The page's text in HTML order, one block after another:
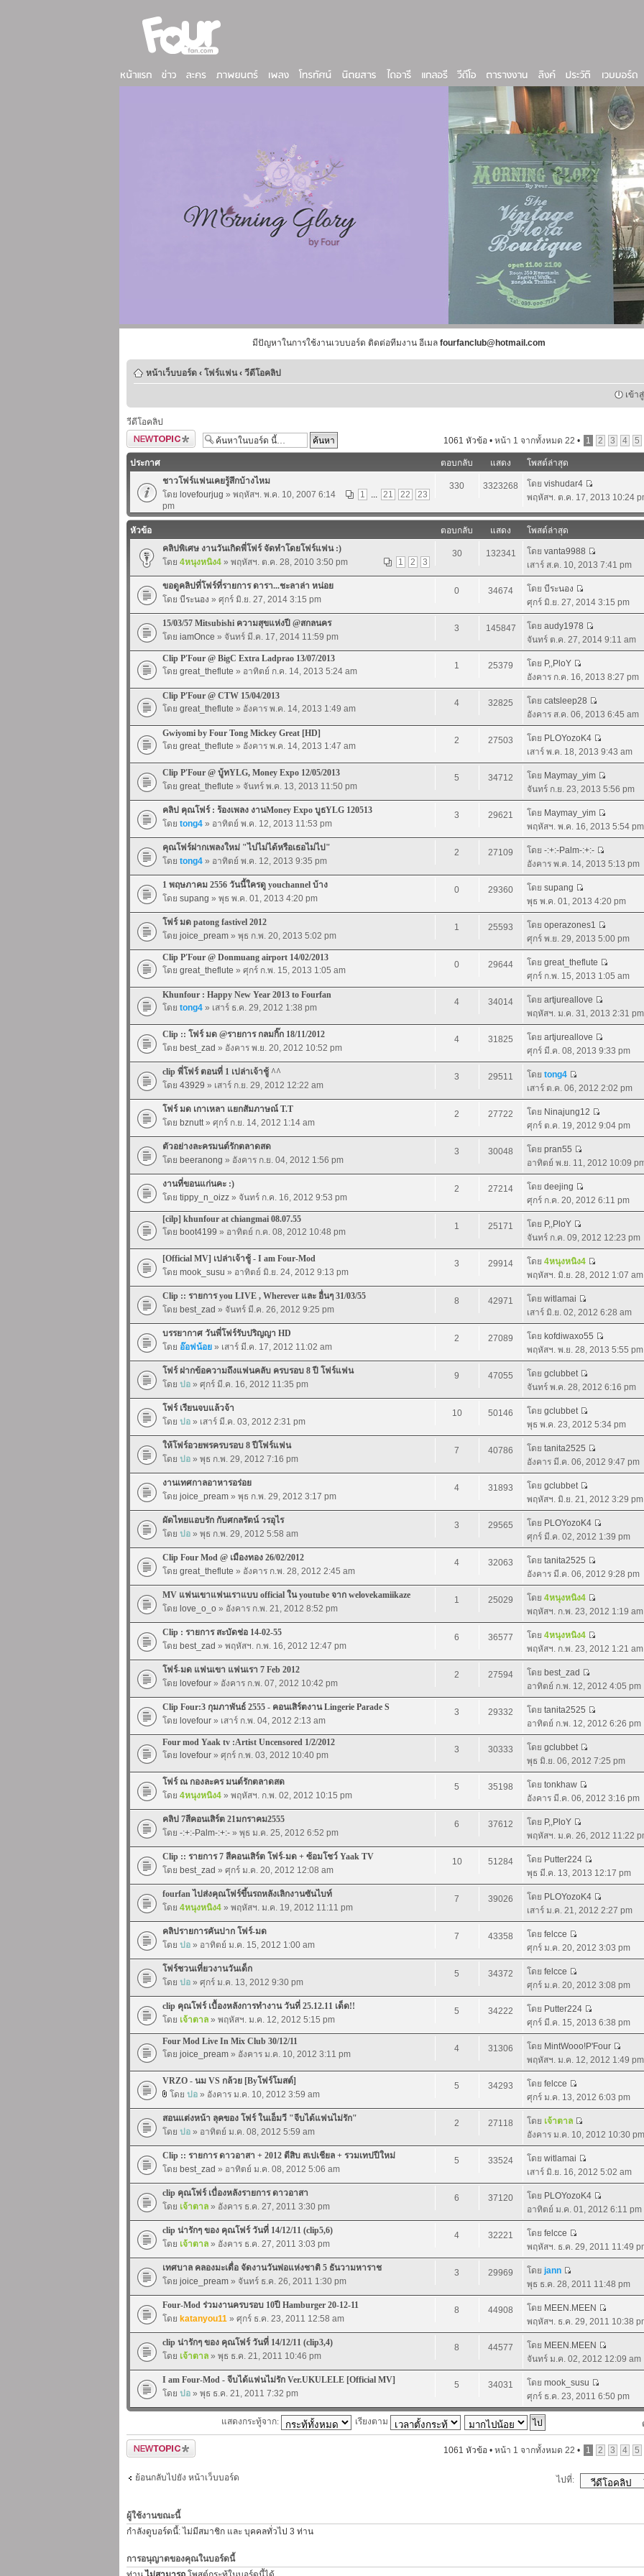
มีปัญหาในการใช้งานเวบบอร์ด ติดต่อทีมงาน อีเมล fourfanclub@hotmail.com
หน้าเว็บบอร์ด ‹ โฟร์แฟน ‹ วีดีโอคลิป
เข้า
วีดีโอคลิป
ตั้งกระทู้ใหม่
1061 หัวข้อ • หน้า 1 จากทั้งหมด 22 • 1 2 3 4 5
ประกาศ ตอบกลับ แสดง
โพสต์ล่าสุด
ชาวโฟร์แฟนเคยรู้สึกบ้างไหม
1
... 21 22 23
โดย lovefourjug » พฤหัสฯ. พ.ค. 10, 2007 6:14
pm
330 3323268 โดย vishudar4
พฤหัสฯ. ต.ค. 17, 2013 10:24
หัวข้อ ตอบกลับ แสดง
โพสต์ล่าสุด
คลิปพิเศษ งานวันเกิดพี่โฟร์ จัดทำโดยโฟร์แฟน :)
1
2 3
โดย 4หนุงหนิง4 » พฤหัสฯ. ต.ค. 28, 2010 3:50 pm
30 132341 โดย vanta9988
เสาร์ ส.ค. 10, 2013 7:41 pm
ขอดูคลิปที่โฟร์ที่รายการ ดารา...ชะลาล่า หน่อย
โดย บีระนอง » ศุกร์ มิ.ย. 27, 2014 3:15 pm
0 34674 โดย บีระนอง
ศุกร์ มิ.ย. 27, 2014 3:15 pm
15/03/57 Mitsubishi ความสุขแห่งปี @สกลนคร
โดย iamOnce » จันทร์ มี.ค. 17, 2014 11:59 pm
3 145847 โดย audy1978
จันทร์ ต.ค. 27, 2014 9:11 am
Clip P'Four @ BigC Extra Ladprao 13/07/2013
โดย great_theflute » อาทิตย์ ก.ค. 14, 2013 5:24 am
1 25379 โดย P,,PloY
อังคาร ก.ค. 16, 2013 8:27 pm
Clip P'Four @ CTW 15/04/2013
โดย great_theflute » อังคาร พ.ค. 14, 2013 1:49 am
4 32825 โดย catsleep28
อังคาร ส.ค. 06, 2013 6:45 am
Gwiyomi by Four Tong Mickey Great [HD]
โดย great_theflute » อังคาร พ.ค. 14, 2013 1:47 am
2 27503 โดย PLOYozoK4
เสาร์ พ.ค. 18, 2013 9:43 am
Clip P'Four @ บู้ทYLG, Money Expo 12/05/2013
โดย great_theflute » จันทร์ พ.ค. 13, 2013 11:50 pm
5 34712 โดย Maymay_yim
จันทร์ ก.ย. 23, 2013 5:56 pm
คลิป คุณโฟร์ : ร้องเพลง งานMoney Expo บูธYLG 120513
โดย tong4 » อาทิตย์ พ.ค. 12, 2013 11:53 pm
3 29621 โดย Maymay_yim
พฤหัสฯ. พ.ค. 16, 2013 5:54 pm
คุณโฟร์ฝากเพลงใหม่ "ไปไม่ได้หรือเธอไม่ไป"
โดย tong4 » อาทิตย์ พ.ค. 12, 2013 9:35 pm
2 27109 โดย -:+:-Palm-:+:-
อังคาร พ.ค. 14, 2013 5:13 pm
1 พฤษภาคม 2556 วันนี้ใครดู youchannel บ้าง
โดย supang » พุธ พ.ค. 01, 2013 4:20 pm
0 29360 โดย supang
พุธ พ.ค. 01, 2013 4:20 pm
โฟร์ มด patong fastivel 2012
โดย joice_pream » พุธ ก.พ. 20, 2013 5:02 pm
1 25593 โดย operazones1
ศุกร์ พ.ย. 29, 2013 5:00 pm
Clip P'Four @ Donmuang airport 14/02/2013
โดย great_theflute » ศุกร์ ก.พ. 15, 2013 1:05 am
0 29644 โดย great_theflute
ศุกร์ ก.พ. 15, 2013 1:05 am
Khunfour : Happy New Year 2013 to Fourfan
โดย tong4 » เสาร์ ธ.ค. 29, 2012 1:38 pm
4 34014 โดย artjureallove
พฤหัสฯ. ม.ค. 31, 2013 2:31 pm
Clip :: โฟร์ มด @รายการ กลมกิ๊ก 18/11/2012
โดย best_zad » อังคาร พ.ย. 20, 2012 10:52 pm
4 31825 โดย artjureallove
ศุกร์ มี.ค. 08, 2013 9:33 pm
clip พี่โฟร์ ตอนที่ 1 เปล่าเจ้าชู้ ^^
โดย 43929 » เสาร์ ก.ย. 29, 2012 12:22 am
3 29511 โดย tong4
เสาร์ ต.ค. 06, 2012 2:02 pm
โฟร์ มด เกาเหลา แยกสัมภาษณ์ T.T
โดย bznutt» ศุกร์ ก.ย. 14, 2012 1:14 am
2 27722 โดย Ninajung12
ศุกร์ ต.ค. 19, 2012 9:04 pm
ตัวอย่างละครมนต์รักตลาดสด
โดย beeranong » อังคาร ก.ย. 04, 2012 1:56 pm
3 30048 โดย pran55
อาทิตย์ พ.ย. 11, 2012 10:09
งานที่ขอนแก่นคะ :)
โดย tippy_n_oizz » จันทร์ ก.ค. 16, 2012 9:53 pm
2 27214 โดย deejing
ศุกร์ ก.ค. 20, 2012 6:11 pm
[cilp] khunfour at chiangmai 08.07.55
โดย boot4199 » อาทิตย์ ก.ค. 08, 2012 10:48 pm
1 25171 โดย P,,PloY
จันทร์ ก.ค. 09, 2012 12:23 pm
[Official MV] เปล่าเจ้าชู้ - I am Four-Mod
โดย mook_susu » อาทิตย์ มิ.ย. 24, 2012 9:13 pm
3 29914 โดย 4หนุงหนิง4
พฤหัสฯ. มิ.ย. 28, 2012 1:07 am
Clip :: รายการ you LIVE , Wherever และ อื่นๆ 31/03/55
โดย best_zad » จันทร์ มี.ค. 26, 2012 9:25 pm
8 42971 โดย witlamai
เสาร์ มิ.ย. 02, 2012 6:28 am
บรรยากาศ วันพี่โฟร์รับปริญญา HD
โดย อ๊อฟน้อย » เสาร์ มี.ค. 17, 2012 11:02 am
2 27089 โดย kofdiwaxo55
พฤหัสฯ. พ.ย. 28, 2013 5:55 pm
โฟร์ ฝากข้อความถึงแฟนคลับ ครบรอบ 8 ปี โฟร์แฟน
โดย ปอ » ศุกร์ มี.ค. 16, 2012 11:35 pm
9 47055 โดย gclubbet
จันทร์ พ.ค. 28, 2012 6:16 pm
โฟร์ เรียนจบแล้วจ้า
โดย ปอ » เสาร์ มี.ค. 03, 2012 2:31 pm
10 50146 โดย gclubbet
พุธ พ.ค. 23, 2012 5:34 pm
ให้โฟร์อวยพรครบรอบ 8 ปีโฟร์แฟน
โดย ปอ » พุธ ก.พ. 29, 2012 7:16 pm
7 40786 โดย tanita2525
อังคาร มี.ค. 06, 2012 9:47 pm
งานเทศกาลอาหารอร่อย
โดย joice_pream » พุธ ก.พ. 29, 2012 3:17 pm
4 31893 โดย gclubbet
พฤหัสฯ. มิ.ย. 21, 2012 3:29 pm
ผัดไทยแอบรัก กับศกลรัตน์ วรอุไร
โดย ปอ » พุธ ก.พ. 29, 2012 5:58 am
3 29565 โดย PLOYozoK4
ศุกร์ มี.ค. 02, 2012 1:39 pm
Clip Four Mod @ เมืองทอง 26/02/2012
โดย great_theflute » อังคาร ก.พ. 28, 2012 2:45 am
4 32063 โดย tanita2525
อังคาร มี.ค. 06, 2012 9:28 pm
MV แฟนเขาแฟนเราแบบ official ใน youtube จาก welovekamiikaze
โดย love_o_o » อังคาร ก.พ. 21, 2012 8:52 pm
1 25029 โดย 4หนุงหนิง4
พฤหัสฯ. ก.พ. 23, 2012 1:19 am
Clip : รายการ สะบัดช่อ 14-02-55
โดย best_zad » พฤหัสฯ. ก.พ. 16, 2012 12:47 pm
6 36577 โดย 4หนุงหนิง4
พฤหัสฯ. ก.พ. 23, 2012 1:21 am
โฟร์-มด แฟนเขา แฟนเรา 7 Feb 2012
โดย lovefour » อังคาร ก.พ. 07, 2012 10:42 pm
2 27594 โดย best_zad
อาทิตย์ ก.พ. 12, 2012 4:05 pm
Clip Four:3 กุมภาพันธ์ 2555 - คอนเสิร์ตงาน Lingerie Parade S
โดย lovefour » เสาร์ ก.พ. 04, 2012 2:13 am
3 29332 โดย tanita2525
อาทิตย์ ก.พ. 12, 2012 6:26 pm
Four mod Yaak tv :Artist Uncensored 1/2/2012
โดย lovefour » ศุกร์ ก.พ. 03, 2012 10:40 pm
3 30333 โดย gclubbet
พุธ มิ.ย. 06, 2012 7:25 pm
โฟร์ ณ กองละคร มนต์รักตลาดสด
โดย 4หนุงหนิง4 » พฤหัสฯ. ก.พ. 02, 2012 10:15 pm
5 35198 โดย tonkhaw
อังคาร มี.ค. 06, 2012 3:16 pm
คลิป 7สีคอนเสิร์ต 21มกราคม2555
โดย -:+:-Palm-:+:- » พุธ ม.ค. 25, 2012 6:52 pm
6 37612 โดย P,,PloY
พฤหัสฯ. ม.ค. 26, 2012 11:22
Clip :: รายการ 7 สีคอนเสิร์ต โฟร์-มด + ซ้อมโชว์ Yaak TV
โดย best_zad » ศุกร์ ม.ค. 20, 2012 12:08 am
10 51284 โดย Putter224
พุธ มี.ค. 13, 2013 12:17 pm
fourfan ไปส่งคุณโฟร์ขึ้นรถหลังเลิกงานซันไบท์
โดย 4หนุงหนิง4 » พฤหัสฯ. ม.ค. 19, 2012 11:11 pm
7 39026 โดย PLOYozoK4
เสาร์ ม.ค. 21, 2012 2:27 pm
คลิปรายการคันปาก โฟร์-มด
โดย ปอ » อาทิตย์ ม.ค. 15, 2012 1:00 am
7 43358 โดย felcce
ศุกร์ ม.ค. 20, 2012 3:03 pm
โฟร์ชวนเที่ยวงานวันเด็ก
โดย ปอ » ศุกร์ ม.ค. 13, 2012 9:30 pm
5 34372 โดย felcce
ศุกร์ ม.ค. 20, 2012 3:08 pm
clip คุณโฟร์ เบื้องหลังการทำงาน วันที่ 25.12.11 เด็ด!!
โดย เจ้าตาล » พฤหัสฯ. ม.ค. 12, 2012 5:15 pm
5 34222 โดย Putter224
ศุกร์ มี.ค. 15, 2013 6:38 pm
Four Mod Live In Mix Club 30/12/11
โดย joice_pream » อังคาร ม.ค. 10, 2012 3:11 pm
4 31306 โดย MintWooo!P'Four
พฤหัสฯ. ม.ค. 12, 2012 1:49 pm
VRZO - นม VS กล้วย [Byโฟร์โมสต์]
โดย ปอ » อังคาร ม.ค. 10, 2012 3:59 am
5 34293 โดย felcce
ศุกร์ ม.ค. 13, 2012 6:03 pm
สอนแต่งหน้า ลุคของ โฟร์ ในเอ็มวี "จีบได้แฟนไม่รัก"
โดย ปอ » อาทิตย์ ม.ค. 08, 2012 5:59 am
2 27118 โดย เจ้าตาล
อังคาร ม.ค. 10, 2012 10:30 pm
Clip :: รายการ ดาวอาสา + 2012 ตีสิบ สเปเชียล + รวมเทปปีใหม่
โดย best_zad » อาทิตย์ ม.ค. 08, 2012 5:06 am
5 33524 โดย witlamai
เสาร์ มิ.ย. 16, 2012 5:02 am
clip คุณโฟร์ เบื่องหลังรายการ ดาวอาสา
โดย เจ้าตาล » อังคาร ธ.ค. 27, 2011 3:30 pm
6 37120 โดย PLOYozoK4
อาทิตย์ ม.ค. 01, 2012 6:11 pm
clip น่ารักๆ ของ คุณโฟร์ วันที่ 14/12/11 (clip5,6)
โดย เจ้าตาล » อังคาร ธ.ค. 27, 2011 3:03 pm
4 32221 โดย felcce
พฤหัสฯ. ธ.ค. 29, 2011 11:49
เทศบาล คลองมะเดื่อ จัดงานวันพ่อแห่งชาติ 5 ธันวามหาราช
โดย joice_pream » จันทร์ ธ.ค. 26, 2011 1:30 pm
3 29969 โดย jann
พุธ ธ.ค. 28, 2011 11:48 pm
Four-Mod ร่วมงานครบรอบ 10ปี Hamburger 20-12-11
โดย katanyou11 » ศุกร์ ธ.ค. 23, 2011 12:58 am
8 44908 โดย MEEN.MEEN
พฤหัสฯ. ธ.ค. 29, 2011 10:38
clip น่ารักๆ ของ คุณโฟร์ วันที่ 14/12/11 (clip3,4)
โดย เจ้าตาล » พุธ ธ.ค. 21, 2011 10:46 pm
8 44577 โดย MEEN.MEEN
จันทร์ ม.ค. 02, 2012 12:09 am
I am Four-Mod - จีบได้แฟนไม่รัก Ver.UKULELE [Official MV]
โดย ปอ » พุธ ธ.ค. 21, 2011 7:32 pm
5 34031 โดย mook_susu
ศุกร์ ธ.ค. 23, 2011 6:50 pm
แสดงกระทู้จาก: เรียงตาม
ตั้งกระทู้ใหม่ 1061 หัวข้อ • หน้า 1 จากทั้งหมด 22 • 1 2 3 4 5
ย้อนกลับไปยัง หน้าเว็บบอร์ด ไปที่:
ผู้ใช้งานขณะนี้
กำลังดูบอร์ดนี้: ไม่มีสมาชิก และ บุคคลทั่วไป 3 ท่าน
การอนุญาตของคุณในบอร์ดนี้